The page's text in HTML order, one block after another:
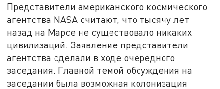
Представители американского космического
агентства NASA считают, что тысячу лет
назад на Марсе не существовало никаких
цивилизаций. Заявление представители
агентства сделали в ходе очередного
заседания. Главной темой обсуждения на
заседании была возможная колонизация